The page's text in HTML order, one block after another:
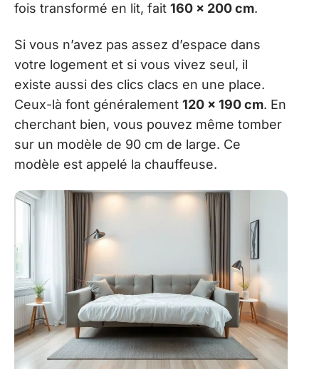
fois transformé en lit, fait 160 x 200 cm.
Si vous n’avez pas assez d’espace dans
votre logement et si vous vivez seul, il
existe aussi des clics clacs en une place.
Ceux-là font généralement 120 x 190 cm. En
cherchant bien, vous pouvez même tomber
sur un modèle de 90 cm de large. Ce
modèle est appelé la chauffeuse.